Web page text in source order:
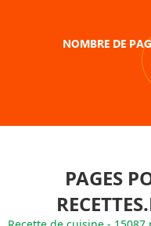
NOMBRE DE
PAGES